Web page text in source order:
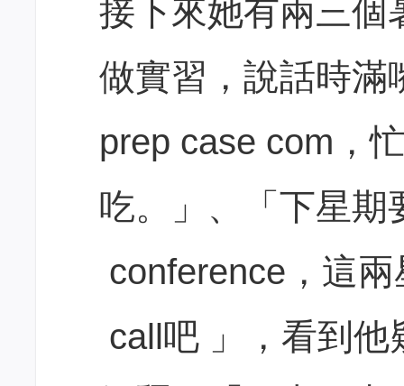
接下來她有兩三個
做實習，說話時滿
prep case com，
吃。」、「下星期
conference，這
call吧 」，看到